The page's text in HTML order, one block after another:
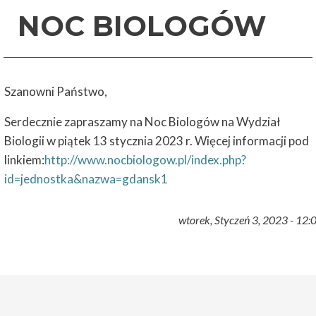
NOC BIOLOGÓW
Szanowni Państwo,
Serdecznie zapraszamy na Noc Biologów na Wydział
Biologii w piątek 13 stycznia 2023 r. Więcej informacji pod
linkiem:http://www.nocbiologow.pl/index.php?
id=jednostka&nazwa=gdansk1
wtorek, Styczeń 3, 2023 -